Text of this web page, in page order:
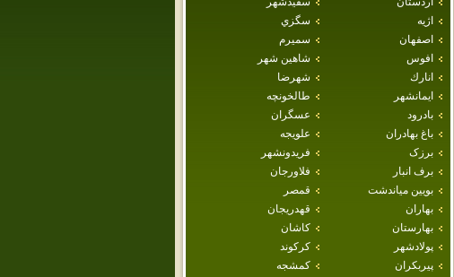
اژيه
سگزي
اصفهان
سميرم
افوس
شاهين شهر
انارك
شهرضا
ايمانشهر
طالخونچه
بادرود
عسگران
باغ بهادران
علويجه
برزک
فريدونشهر
برف انبار
فلاورجان
بويين مياندشت
قمصر
بهاران
قهدريجان
بهارستان
كاشان
پولادشهر
كركوند
پيربكران
كمشجه